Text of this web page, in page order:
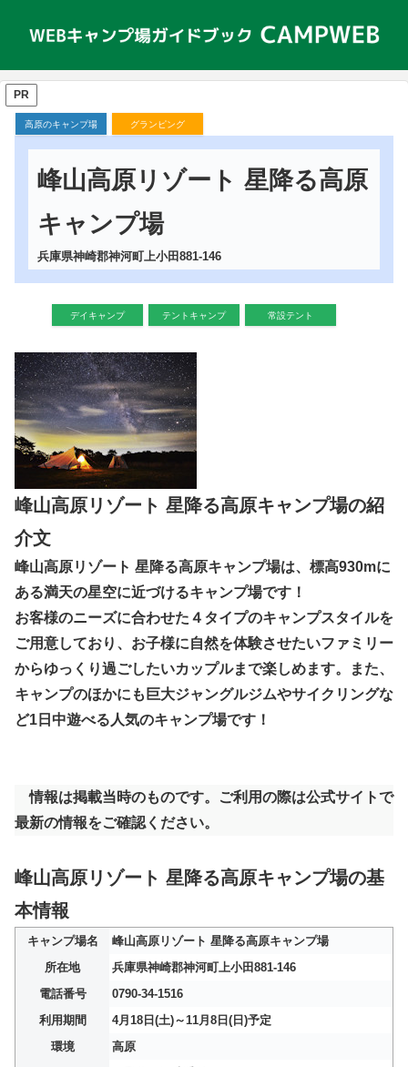
PR
高原のキャンプ場 グランピング
峰山高原リゾート 星降る高原
キャンプ場
兵庫県神崎郡神河町上小田881-146
デイキャンプ テントキャンプ 常設テント
峰山高原リゾート 星降る高原キャンプ場の紹
介文
峰山高原リゾート 星降る高原キャンプ場は、標高930mに
ある満天の星空に近づけるキャンプ場です！
お客様のニーズに合わせた４タイプのキャンプスタイルを
ご用意しており、お子様に自然を体験させたいファミリー
からゆっくり過ごしたいカップルまで楽しめます。また、
キャンプのほかにも巨大ジャングルジムやサイクリングな
ど1日中遊べる人気のキャンプ場です！
情報は掲載当時のものです。ご利用の際は公式サイトで
最新の情報をご確認ください。
峰山高原リゾート 星降る高原キャンプ場の基
本情報
キャンプ場名
峰山高原リゾート 星降る高原キャンプ場
所在地
兵庫県神崎郡神河町上小田881-146
電話番号
0790-34-1516
利用期間
4月18日(土)～11月8日(日)予定
環境
高原